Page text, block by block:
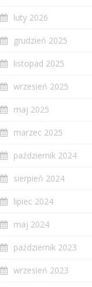
luty 2026
grudzień 2025
listopad 2025
wrzesień 2025
maj 2025
marzec 2025
październik 2024
sierpień 2024
lipiec 2024
maj 2024
październik 2023
wrzesień 2023